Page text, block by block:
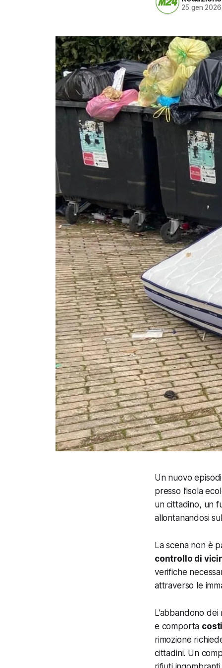
25 gen 2026
Un nuovo
presso l’isola
un cittadino, un
allontanandosi
La scena non è
controllo di
verifiche
attraverso le
L’abbandono
e comporta
rimozione
cittadini. Un